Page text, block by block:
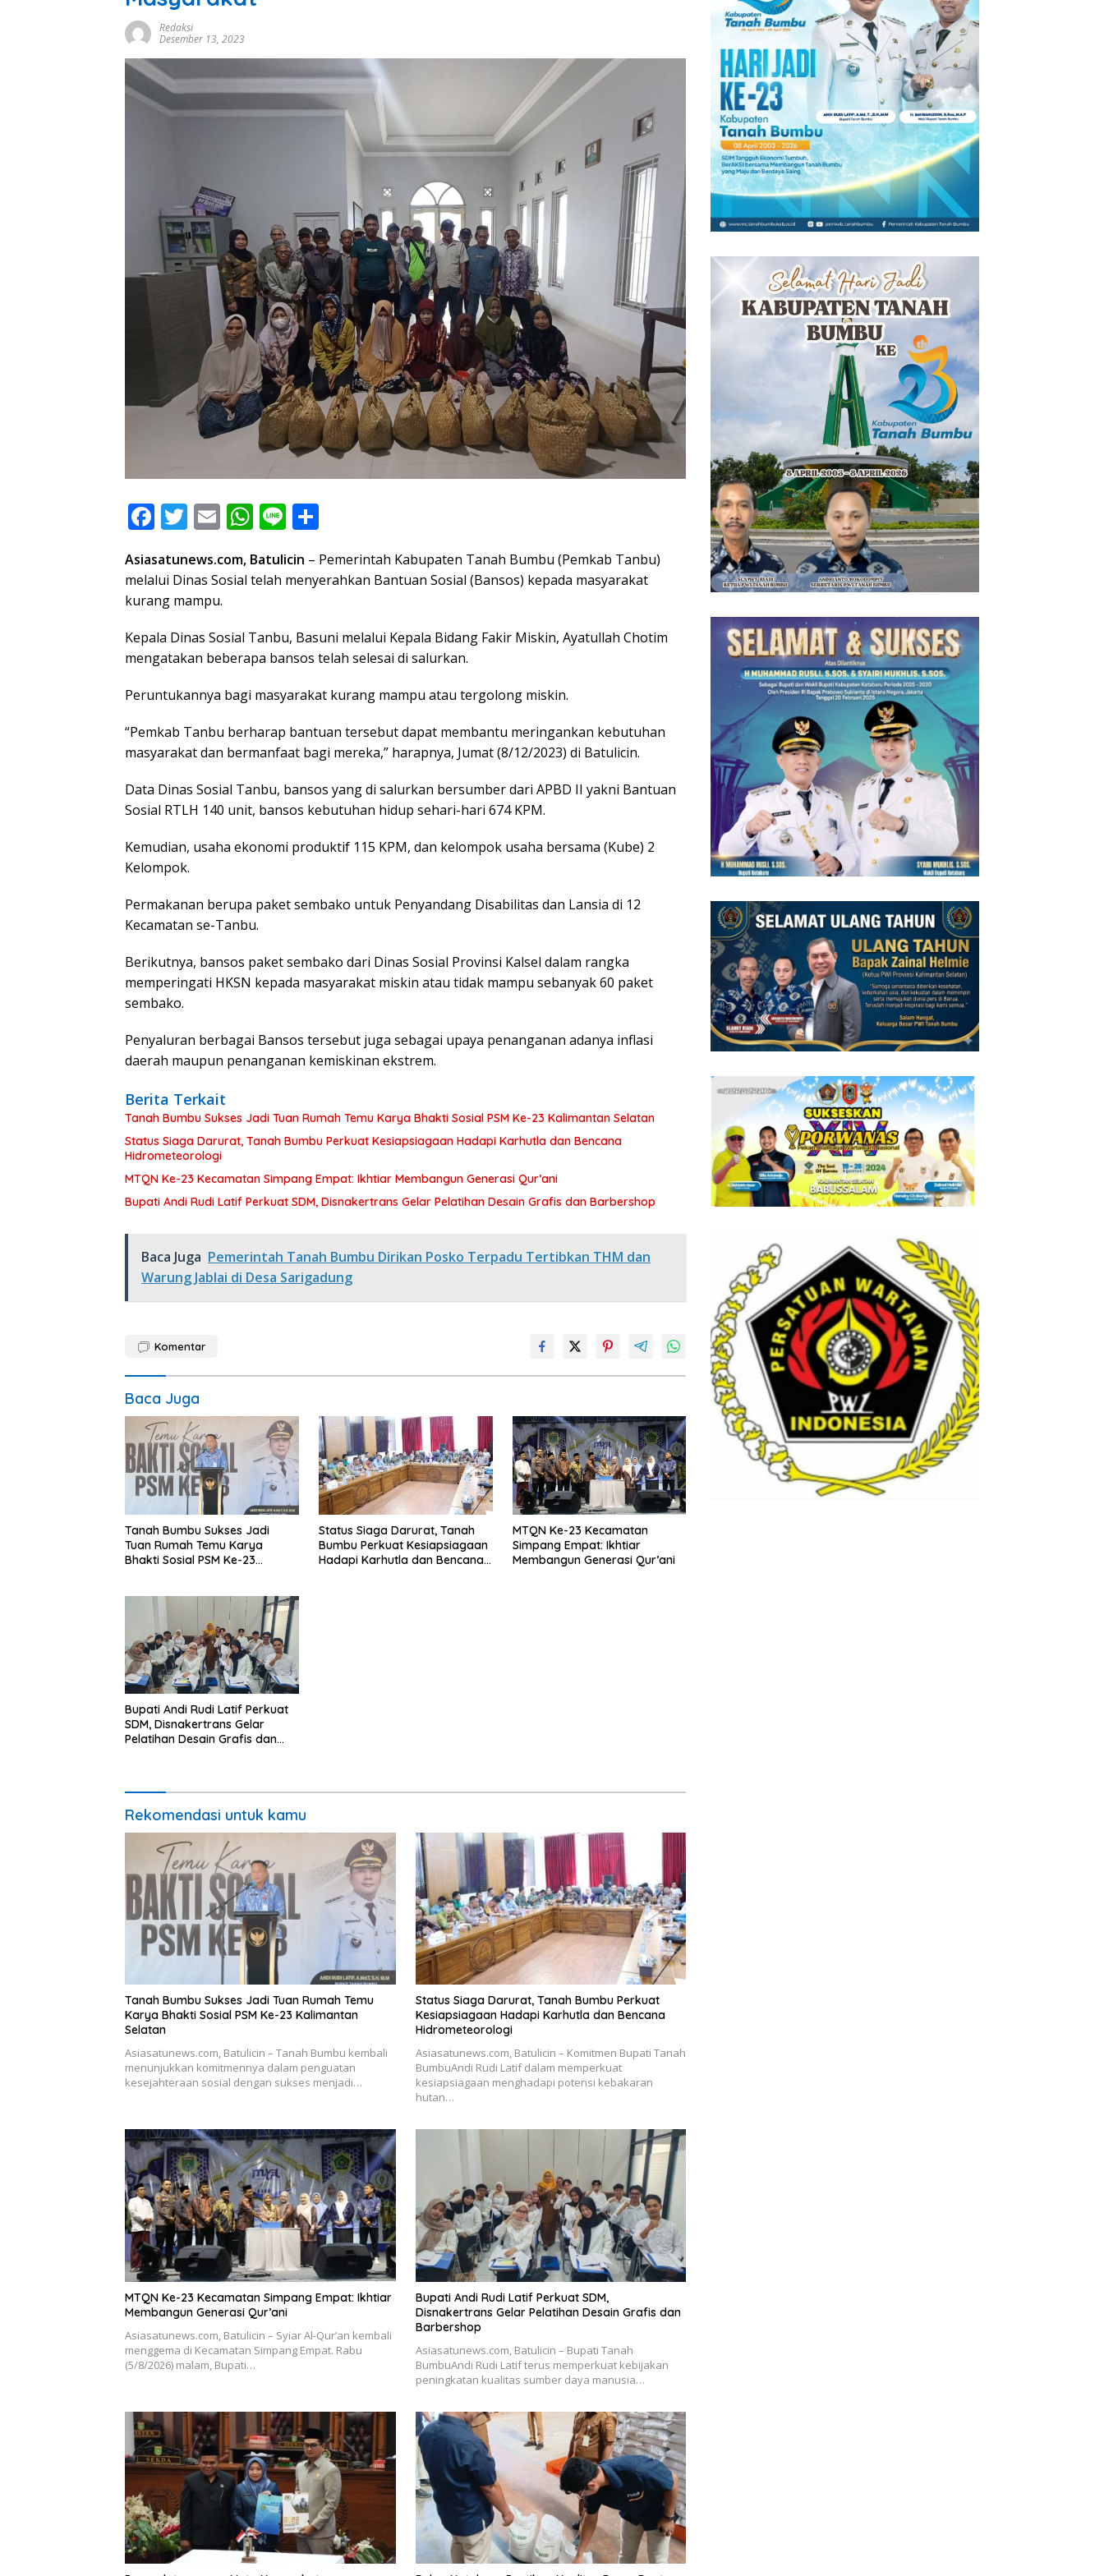
Redaksi
Desember 13, 2023
F
e
b
o
k
T
itt
er
E
ai
l
W
at
s
p
p
Li
e ar
e
Asiasatunews.com, Batulicin – Pemerintah Kabupaten Tanah Bumbu (Pemkab Tanbu)
melalui Dinas Sosial telah menyerahkan Bantuan Sosial (Bansos) kepada masyarakat
kurang mampu.
Kepala Dinas Sosial Tanbu, Basuni melalui Kepala Bidang Fakir Miskin, Ayatullah Chotim
mengatakan beberapa bansos telah selesai di salurkan.
Peruntukannya bagi masyarakat kurang mampu atau tergolong miskin.
“Pemkab Tanbu berharap bantuan tersebut dapat membantu meringankan kebutuhan
masyarakat dan bermanfaat bagi mereka,” harapnya, Jumat (8/12/2023) di Batulicin.
Data Dinas Sosial Tanbu, bansos yang di salurkan bersumber dari APBD II yakni Bantuan
Sosial RTLH 140 unit, bansos kebutuhan hidup sehari-hari 674 KPM.
Kemudian, usaha ekonomi produktif 115 KPM, dan kelompok usaha bersama (Kube) 2
Kelompok.
Permakanan berupa paket sembako untuk Penyandang Disabilitas dan Lansia di 12
Kecamatan se-Tanbu.
Berikutnya, bansos paket sembako dari Dinas Sosial Provinsi Kalsel dalam rangka
memperingati HKSN kepada masyarakat miskin atau tidak mampu sebanyak 60 paket
sembako.
Penyaluran berbagai Bansos tersebut juga sebagai upaya penanganan adanya inflasi
daerah maupun penanganan kemiskinan ekstrem.
Berita Terkait
Tanah Bumbu Sukses Jadi Tuan Rumah Temu Karya Bhakti Sosial PSM Ke-23 Kalimantan Selatan
Status Siaga Darurat, Tanah Bumbu Perkuat Kesiapsiagaan Hadapi Karhutla dan Bencana
Hidrometeorologi
MTQN Ke-23 Kecamatan Simpang Empat: Ikhtiar Membangun Generasi Qur’ani
Bupati Andi Rudi Latif Perkuat SDM, Disnakertrans Gelar Pelatihan Desain Grafis dan Barbershop
Baca Juga Pemerintah Tanah Bumbu Dirikan Posko Terpadu Tertibkan THM dan
Warung Jablai di Desa Sarigadung
Komentar
Baca Juga
Tanah Bumbu Sukses Jadi
Tuan Rumah Temu Karya
Bhakti Sosial PSM Ke-23
Status Siaga Darurat, Tanah
Bumbu Perkuat Kesiapsiagaan
Hadapi Karhutla dan Bencana
MTQN Ke-23 Kecamatan
Simpang Empat: Ikhtiar
Membangun Generasi Qur’ani
Bupati Andi Rudi Latif Perkuat
SDM, Disnakertrans Gelar
Pelatihan Desain Grafis dan
Rekomendasi untuk kamu
Tanah Bumbu Sukses Jadi Tuan Rumah Temu
Karya Bhakti Sosial PSM Ke-23 Kalimantan
Selatan
Asiasatunews.com, Batulicin – Tanah Bumbu kembali
menunjukkan komitmennya dalam penguatan
kesejahteraan sosial dengan sukses menjadi…
Status Siaga Darurat, Tanah Bumbu Perkuat
Kesiapsiagaan Hadapi Karhutla dan Bencana
Hidrometeorologi
Asiasatunews.com, Batulicin – Komitmen Bupati Tanah
BumbuAndi Rudi Latif dalam memperkuat
kesiapsiagaan menghadapi potensi kebakaran
hutan…
MTQN Ke-23 Kecamatan Simpang Empat: Ikhtiar
Membangun Generasi Qur’ani
Asiasatunews.com, Batulicin – Syiar Al-Qur’an kembali
menggema di Kecamatan Simpang Empat. Rabu
(5/8/2026) malam, Bupati…
Bupati Andi Rudi Latif Perkuat SDM,
Disnakertrans Gelar Pelatihan Desain Grafis dan
Barbershop
Asiasatunews.com, Batulicin – Bupati Tanah
BumbuAndi Rudi Latif terus memperkuat kebijakan
peningkatan kualitas sumber daya manusia…